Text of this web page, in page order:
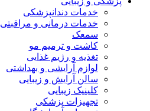
خدمات دندانپزشکی
خدمات درمانی و مراقبتی
سمعک
کاشت و ترمیم مو
تغذیه و رژیم غذایی
لوازم آرایشی و بهداشتی
سالن آرایش و زیبایی
کلینیک زیبایی
تجهیزات پزشکی